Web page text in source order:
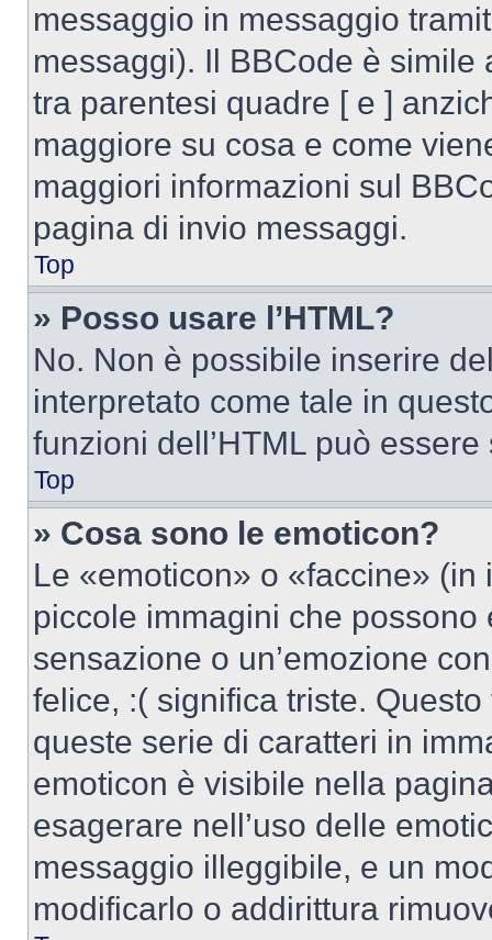
messaggio in messaggio
messaggi). Il BBCode è simile
tra parentesi quadre [ e ]
maggiore su cosa e come
maggiori informazioni sul
pagina di invio messaggi.
Top
» Posso usare l’HTML?
No. Non è possibile inserire
interpretato come tale in
funzioni dell’HTML può
Top
» Cosa sono le emoticon?
Le «emoticon» o «faccine»
piccole immagini che
sensazione o un’emozione
felice, :( significa triste.
queste serie di caratteri in
emoticon è visibile nella
esagerare nell’uso delle
messaggio illeggibile, e un
modificarlo o addirittura